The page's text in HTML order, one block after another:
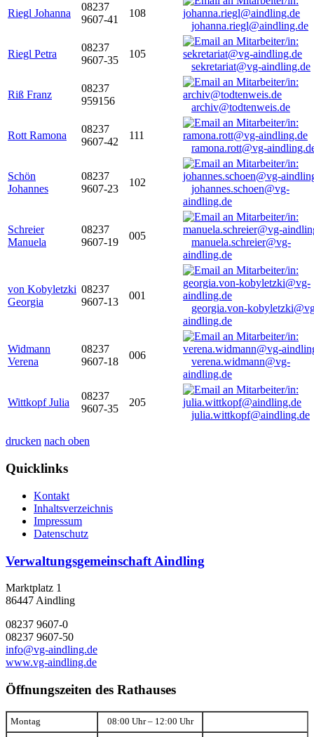
Riegl Johanna
08237
9607-41
108
johanna.riegl@aindling.de
Riegl Petra
08237
9607-35
105
sekretariat@vg-aindling.de
Riß Franz
08237
959156
archiv@todtenweis.de
Rott Ramona
08237
9607-42
111
ramona.rott@vg-
Schön
Johannes
08237
9607-23
102
johannes.schoen@vg-
aindling.de
Schreier
Manuela
08237
9607-19
005
manuela.schreier@vg-
aindling.de
von Kobyletzki
Georgia
08237
9607-13
001
georgia.von-
aindling.de
Widmann
Verena
08237
9607-18
006
verena.widmann@vg-
aindling.de
Wittkopf Julia
08237
9607-35
205
julia.wittkopf@aindling.de
drucken nach oben
Quicklinks
Kontakt
Inhaltsverzeichnis
Impressum
Datenschutz
Verwaltungsgemeinschaft Aindling
Marktplatz 1
86447 Aindling
08237 9607-0
08237 9607-50
info@vg-aindling.de
www.vg-aindling.de
Öffnungszeiten des Rathauses
Montag 08:00 Uhr – 12:00 Uhr